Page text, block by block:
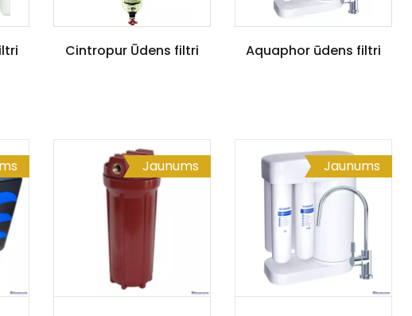
Cintropur Ūdens filtri Aquaphor ūdens filtri
Jaunums Jaunums